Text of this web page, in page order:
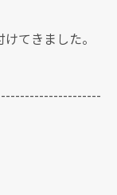
てきました。